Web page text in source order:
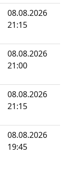
08.08.2026
21:15
08.08.2026
21:00
08.08.2026
21:15
08.08.2026
19:45